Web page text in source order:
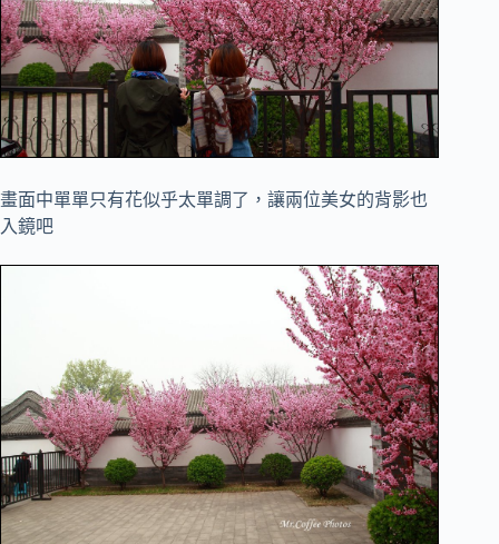
畫面中單單只有花似乎太單調了，讓兩位美女的背影也
入鏡吧